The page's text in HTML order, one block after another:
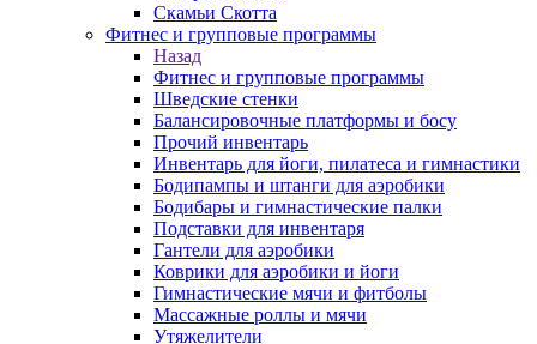
Скамьи Скотта
Фитнес и групповые программы
Назад
Фитнес и групповые программы
Шведские стенки
Балансировочные платформы и босу
Прочий инвентарь
Инвентарь для йоги, пилатеса и гимнастики
Бодипампы и штанги для аэробики
Бодибары и гимнастические палки
Подставки для инвентаря
Гантели для аэробики
Коврики для аэробики и йоги
Гимнастические мячи и фитболы
Массажные роллы и мячи
Утяжелители